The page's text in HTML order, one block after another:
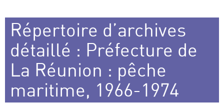
Répertoire d’archives
détaillé : Préfecture de
La Réunion : pêche
maritime, 1966-1974